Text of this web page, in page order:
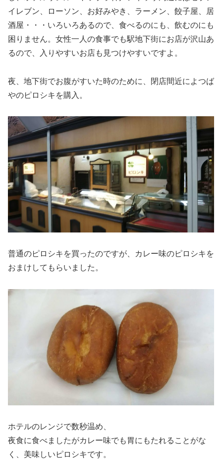
イレブン、ローソン、お好みやき、ラーメン、餃子屋、居
酒屋・・・いろいろあるので、食べるのにも、飲むのにも
困りません。女性一人の食事でも駅地下街にお店が沢山あ
るので、入りやすいお店も見つけやすいですよ。
夜、地下街でお腹がすいた時のために、閉店間近によつば
やのピロシキを購入。
普通のピロシキを買ったのですが、カレー味のピロシキを
おまけしてもらいました。
ホテルのレンジで数秒温め、
夜食に食べましたがカレー味でも胃にもたれることがな
く、美味しいピロシキです。